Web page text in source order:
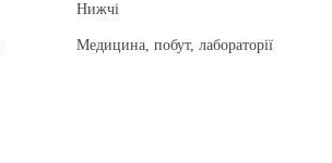
Нижчі
Медицина, побут, лабораторії